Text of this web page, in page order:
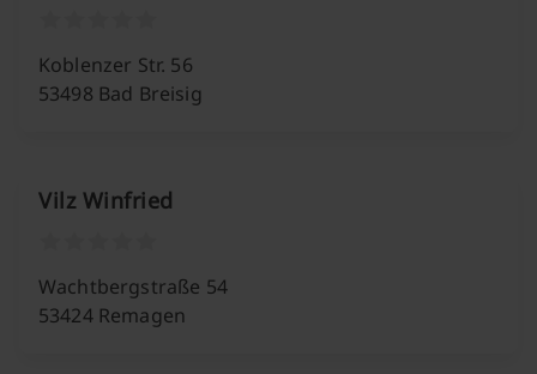
Koblenzer Str. 56
53498 Bad Breisig
Vilz Winfried
Wachtbergstraße 54
53424 Remagen